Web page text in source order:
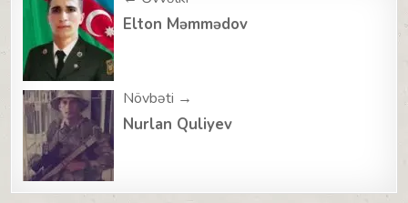
navigationElton Məmmədov
Növbəti →
Nurlan Quliyev